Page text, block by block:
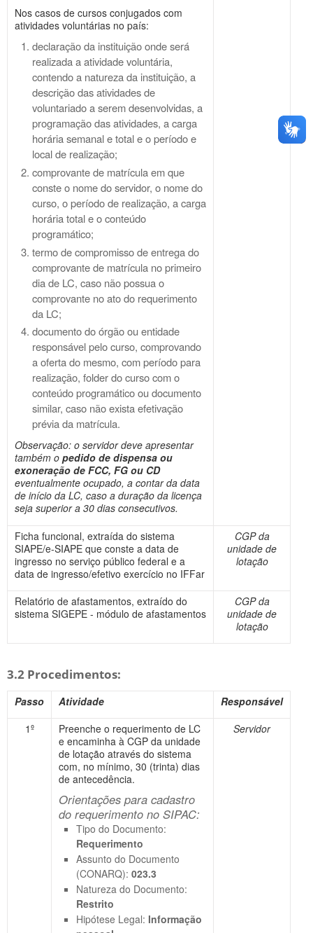
Nos casos de cursos conjugados com
atividades voluntárias no país:
declaração da instituição onde será
realizada a atividade voluntária,
contendo a natureza da instituição, a
descrição das atividades de
voluntariado a serem desenvolvidas, a
programação das atividades, a carga
horária semanal e total e o período e
local de realização;
comprovante de matrícula em que
conste o nome do servidor, o nome do
curso, o período de realização, a carga
horária total e o conteúdo
programático;
termo de compromisso de entrega do
comprovante de matrícula no primeiro
dia de LC, caso não possua o
comprovante no ato do requerimento
da LC;
documento do órgão ou entidade
responsável pelo curso, comprovando
a oferta do mesmo, com período para
realização, folder do curso com o
conteúdo programático ou documento
similar, caso não exista efetivação
prévia da matrícula.
Observação: o servidor deve apresentar
também o pedido de dispensa ou
exoneração de FCC, FG ou CD
eventualmente ocupado, a contar da data
de início da LC, caso a duração da licença
seja superior a 30 dias consecutivos.
Ficha funcional, extraída do sistema
SIAPE/e-SIAPE que conste a data de
ingresso no serviço público federal e a
data de ingresso/efetivo exercício no IFFar
CGP da
unidade de
lotação
Relatório de afastamentos, extraído do
sistema SIGEPE - módulo de afastamentos
CGP da
unidade de
lotação
3.2 Procedimentos:
Passo Atividade
Responsável
1º
Preenche o requerimento de LC
e encaminha à CGP da unidade
de lotação através do sistema
com, no mínimo, 30 (trinta) dias
de antecedência.
Orientações para cadastro
do requerimento no SIPAC:
Tipo do Documento:
Requerimento
Assunto do Documento
(CONARQ): 023.3
Natureza do Documento:
Restrito
Hipótese Legal: Informação
Servidor